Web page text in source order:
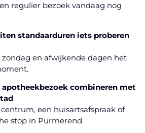
regulier bezoek vandaag nog
standaarduren iets proberen
zondag en afwijkende dagen het
apotheekbezoek combineren met
een huisartsafspraak of
stop in Purmerend.